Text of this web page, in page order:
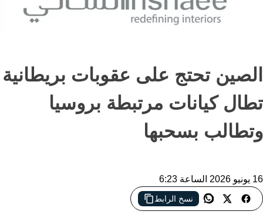
الصين تحتج على عقوبات بريطانية
تطال كيانات مرتبطة بروسيا
وتطالب بسحبها
16 يونيو 2026 الساعة 6:23
نسخ الرابط
توتر دبلوماسي جديد بين بكين ولندن بعد عقوبات بريطانية طالت